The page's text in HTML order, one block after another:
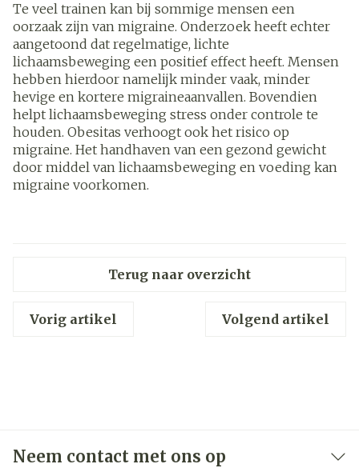
Te veel trainen kan bij sommige mensen een
oorzaak zijn van migraine. Onderzoek heeft echter
aangetoond dat regelmatige, lichte
lichaamsbeweging een positief effect heeft. Mensen
hebben hierdoor namelijk minder vaak, minder
hevige en kortere migraineaanvallen. Bovendien
helpt lichaamsbeweging stress onder controle te
houden. Obesitas verhoogt ook het risico op
migraine. Het handhaven van een gezond gewicht
door middel van lichaamsbeweging en voeding kan
migraine voorkomen.
Terug naar overzicht
Vorig artikel Volgend artikel
Neem contact met ons op